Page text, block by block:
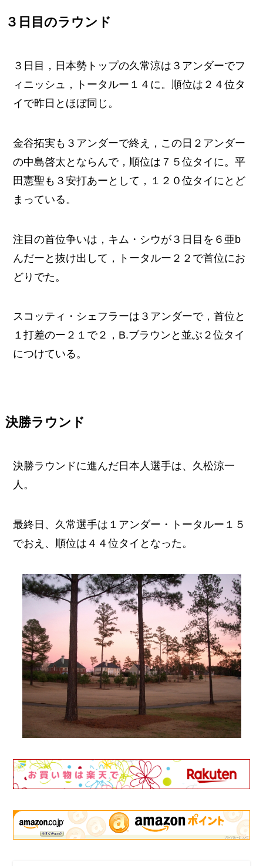
３日目のラウンド
３日目，日本勢トップの久常涼は３アンダーでフ
ィニッシュ，トータルー１４に。順位は２４位タ
イで昨日とほぼ同じ。
金谷拓実も３アンダーで終え，この日２アンダー
の中島啓太とならんで，順位は７５位タイに。平
田憲聖も３安打あーとして，１２０位タイにとど
まっている。
注目の首位争いは，キム・シウが３日目を６亜b
んだーと抜け出して，トータルー２２で首位にお
どりでた。
スコッティ・シェフラーは３アンダーで，首位と
１打差のー２１で２，B.ブラウンと並ぶ２位タイ
につけている。
決勝ラウンド
決勝ラウンドに進んだ日本人選手は、久松涼一
人。
最終日、久常選手は１アンダー・トータルー１５
でおえ、順位は４４位タイとなった。